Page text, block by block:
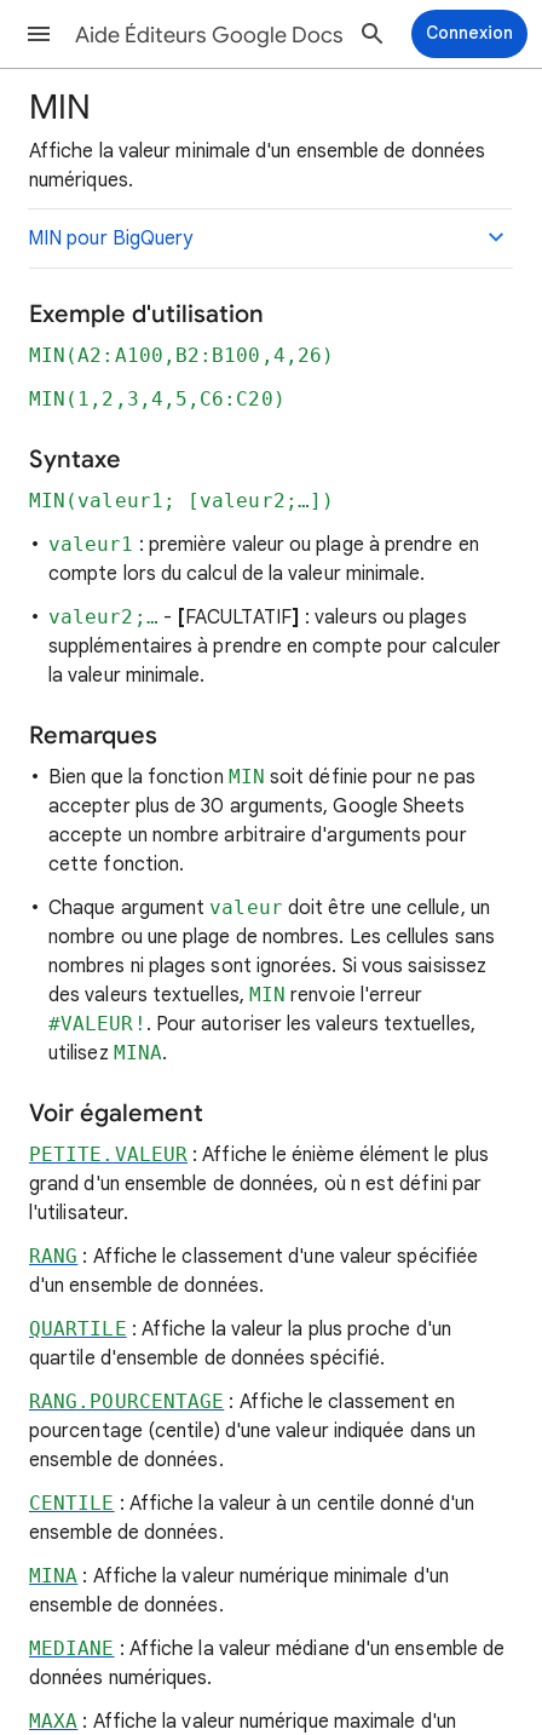
Aide Éditeurs Google Docs Connexion
MIN
Affiche la valeur minimale d'un ensemble de données
numériques.
MIN pour BigQuery
Exemple d'utilisation
MIN(A2:A100,B2:B100,4,26)
MIN(1,2,3,4,5,C6:C20)
Syntaxe
MIN(valeur1; [valeur2;…])
valeur1 : première valeur ou plage à prendre en
compte lors du calcul de la valeur minimale.
valeur2;… - [FACULTATIF] : valeurs ou plages
supplémentaires à prendre en compte pour calculer
la valeur minimale.
Remarques
Bien que la fonction MIN soit définie pour ne pas
accepter plus de 30 arguments, Google Sheets
accepte un nombre arbitraire d'arguments pour
cette fonction.
Chaque argument valeur doit être une cellule, un
nombre ou une plage de nombres. Les cellules sans
nombres ni plages sont ignorées. Si vous saisissez
des valeurs textuelles, MIN renvoie l'erreur
#VALEUR! . Pour autoriser les valeurs textuelles,
utilisez MINA.
Voir également
PETITE.VALEUR : Affiche le énième élément le plus
grand d'un ensemble de données, où n est défini par
l'utilisateur.
RANG : Affiche le classement d'une valeur spécifiée
d'un ensemble de données.
QUARTILE : Affiche la valeur la plus proche d'un
quartile d'ensemble de données spécifié.
RANG.POURCENTAGE : Affiche le classement en
pourcentage (centile) d'une valeur indiquée dans un
ensemble de données.
CENTILE : Affiche la valeur à un centile donné d'un
ensemble de données.
MINA : Affiche la valeur numérique minimale d'un
ensemble de données.
MEDIANE : Affiche la valeur médiane d'un ensemble de
données numériques.
MAXA : Affiche la valeur numérique maximale d'un